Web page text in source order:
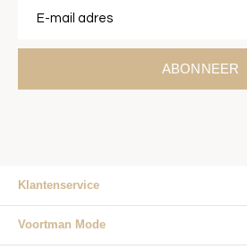
ABONNEER
Klantenservice
Voortman Mode